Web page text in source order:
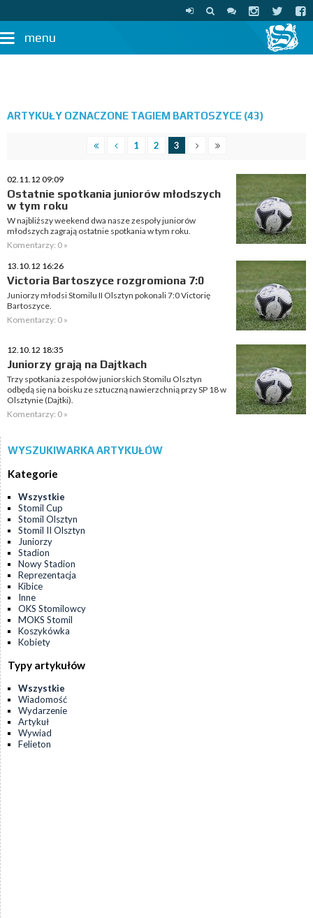
menu
ARTYKUŁY OZNACZONE TAGIEM BARTOSZYCE (43)
1 2 3
02.11.12 09:09
Ostatnie spotkania juniorów młodszych
w tym roku
W najbliższy weekend dwa nasze zespoły juniorów
młodszych zagrają ostatnie spotkania w tym roku.
Komentarzy: 0 »
13.10.12 16:26
Victoria Bartoszyce rozgromiona 7:0
Juniorzy młodsi Stomilu II Olsztyn pokonali 7:0 Victorię
Bartoszyce.
Komentarzy: 0 »
12.10.12 18:35
Juniorzy grają na Dajtkach
Trzy spotkania zespołów juniorskich Stomilu Olsztyn
odbędą się na boisku ze sztuczną nawierzchnią przy SP 18 w
Olsztynie (Dajtki).
Komentarzy: 0 »
WYSZUKIWARKA ARTYKUŁÓW
Kategorie
Wszystkie
Stomil Cup
Stomil Olsztyn
Stomil II Olsztyn
Juniorzy
Stadion
Nowy Stadion
Reprezentacja
Kibice
Inne
OKS Stomilowcy
MOKS Stomil
Koszykówka
Kobiety
Typy artykułów
Wszystkie
Wiadomość
Wydarzenie
Artykuł
Wywiad
Felieton